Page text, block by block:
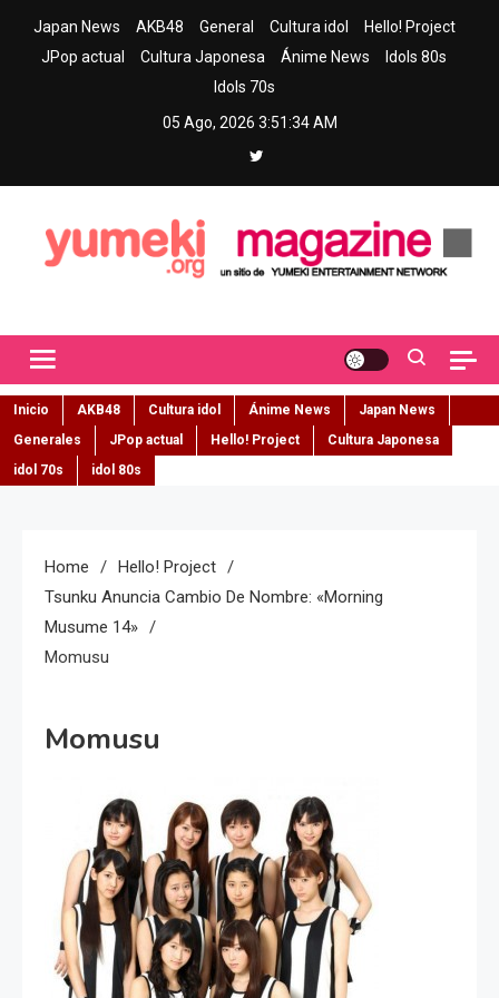
Japan News AKB48 General Cultura idol
Hello! Project
JPop actual
Cultura Japonesa Ánime News
Idols 80s
Idols 70s
05 Ago, 2026 3:51:35 AM
Inicio AKB48 Cultura idol Ánime News
Japan News
Generales
JPop actual Hello! Project
Cultura Japonesa
idol 70s
idol 80s
Home
Hello! Project
Tsunku Anuncia Cambio De Nombre: «Morning
Musume 14»
Momusu
Momusu